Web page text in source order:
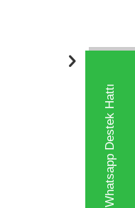
Whatsapp Destek Hattı